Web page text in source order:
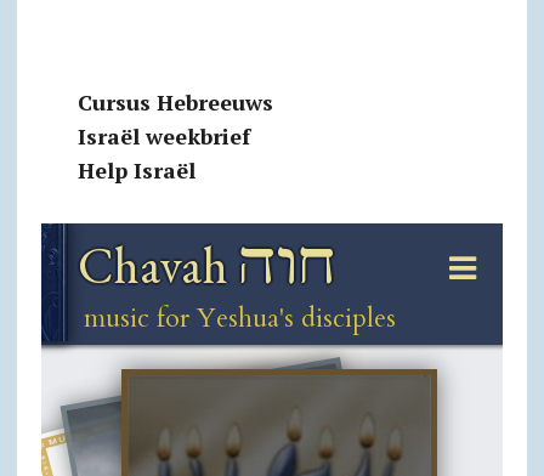
Cursus Hebreeuws
Israël weekbrief
Help Israël